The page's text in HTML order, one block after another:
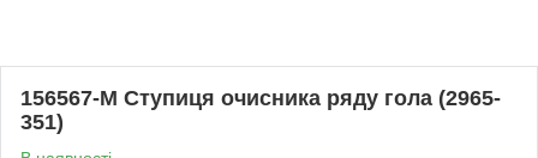
156567-M Ступиця очисника ряду гола (2965-
351)